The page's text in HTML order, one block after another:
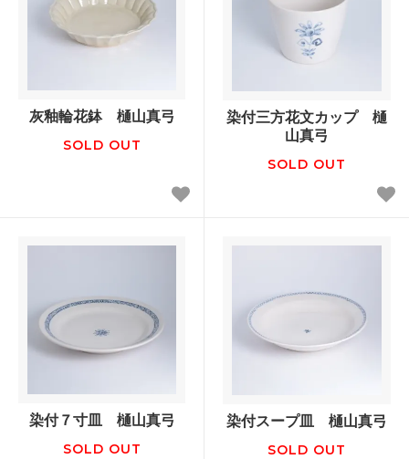
灰釉輪花鉢 樋山真弓
SOLD OUT
染付三方花文カップ 樋
山真弓
SOLD OUT
染付７寸皿 樋山真弓
SOLD OUT
染付スープ皿 樋山真弓
SOLD OUT